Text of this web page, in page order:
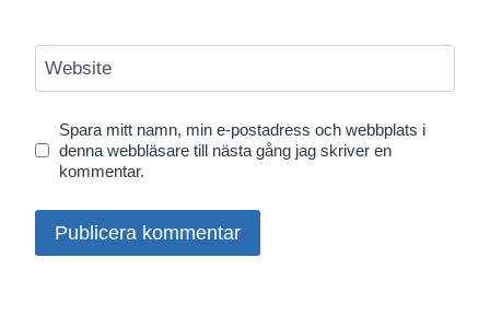
Website
Spara mitt namn, min e-postadress och webbplats i
denna webbläsare till nästa gång jag skriver en
kommentar.